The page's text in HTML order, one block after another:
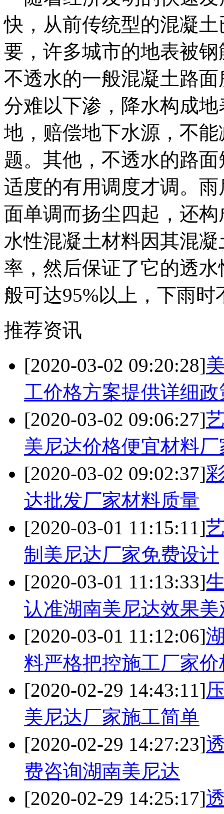
快，从前传统型的混凝
要，许多城市的地表被
不透水的一般混凝土路
分难以下渗，降水构成
地，赔偿地下水源，不
题。其他，不透水的路
适度的有用调度才调。
面单调而扬尘四起，还构
水性混凝土材料因其混凝
率，然后保证了它的透
般可达95%以上，下雨时
推荐资讯
[2020-03-02 09:20:28]
工价格方案提供详细政
[2020-03-02 09:06:27]
美尼达价格便宜材料
[2020-03-02 09:02:37]
达批发厂家材料质量
[2020-03-01 11:15:11]
制美尼达厂家免费设计
[2020-03-01 11:13:33]
认准湖南美尼达效果美
[2020-03-01 11:12:06]
料严格把控施工厂家
[2020-02-29 14:43:11]
美尼达厂家施工简单
[2020-02-29 14:27:23]
费咨询湖南美尼达
[2020-02-29 14:25:17]